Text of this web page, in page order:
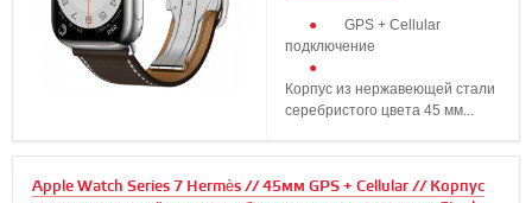
GPS + Cellular
подключение
Корпус из нержавеющей стали
серебристого цвета 45 мм...
Apple Watch Series 7 Hermès // 45мм GPS + Cellular // Корпус